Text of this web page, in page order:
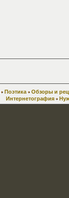
Поэтика Обзоры и
Интернетография